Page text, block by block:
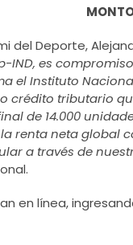
del Deporte,
IND, es
el Instituto
crédito tributario
de 14.000
renta neta global
a través de
en línea,